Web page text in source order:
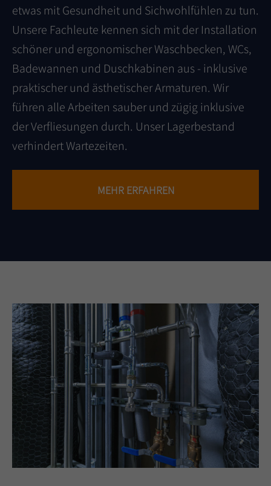
etwas mit Gesundheit und Sichwohlfühlen zu tun.
Unsere Fachleute kennen sich mit der Installation
schöner und ergonomischer Waschbecken, WCs,
Badewannen und Duschkabinen aus - inklusive
praktischer und ästhetischer Armaturen. Wir
führen alle Arbeiten sauber und zügig inklusive
der Verfliesungen durch. Unser Lagerbestand
verhindert Wartezeiten.
MEHR ERFAHREN